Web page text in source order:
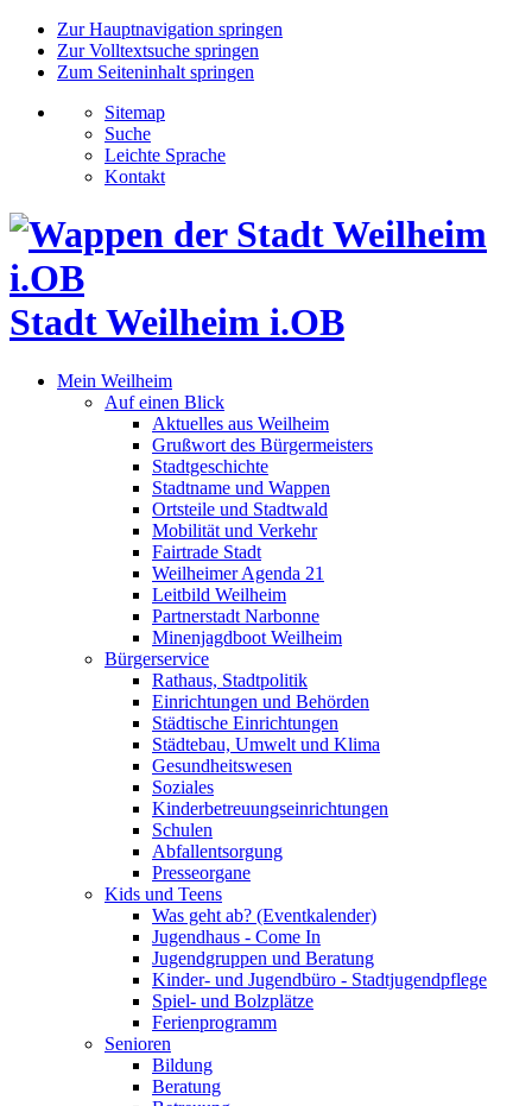
Zur Hauptnavigation springen
Zur Volltextsuche springen
Zum Seiteninhalt springen
Sitemap
Suche
Leichte Sprache
Kontakt
Stadt Weilheim i.OB
Mein Weilheim
Auf einen Blick
Aktuelles aus Weilheim
Grußwort des Bürgermeisters
Stadtgeschichte
Stadtname und Wappen
Ortsteile und Stadtwald
Mobilität und Verkehr
Fairtrade Stadt
Weilheimer Agenda 21
Leitbild Weilheim
Partnerstadt Narbonne
Minenjagdboot Weilheim
Bürgerservice
Rathaus, Stadtpolitik
Einrichtungen und Behörden
Städtische Einrichtungen
Städtebau, Umwelt und Klima
Gesundheitswesen
Soziales
Kinderbetreuungseinrichtungen
Schulen
Abfallentsorgung
Presseorgane
Kids und Teens
Was geht ab? (Eventkalender)
Jugendhaus - Come In
Jugendgruppen und Beratung
Kinder- und Jugendbüro - Stadtjugendpflege
Spiel- und Bolzplätze
Ferienprogramm
Senioren
Bildung
Beratung